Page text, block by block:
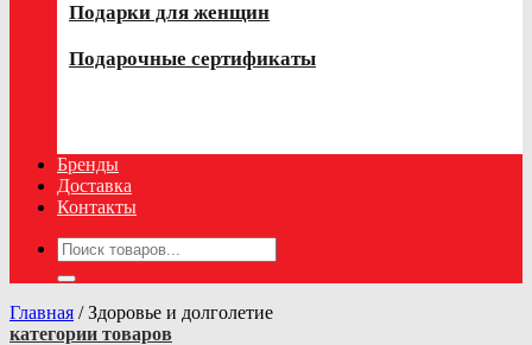
Подарки для женщин
Подарочные сертификаты
Бренды
Доставка
Контакты
Искать:
Главная /Здоровье и долголетие
категории товаров